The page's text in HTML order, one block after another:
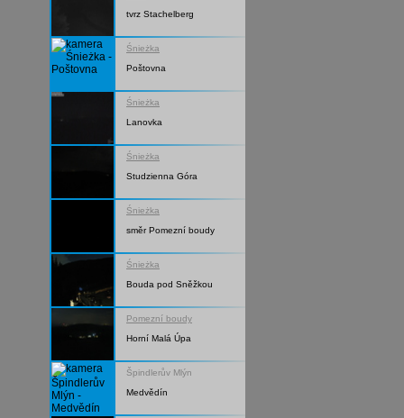
tvrz Stachelberg
Śnieżka
Poštovna
Śnieżka
Lanovka
Śnieżka
Studzienna Góra
Śnieżka
směr Pomezní boudy
Śnieżka
Bouda pod Sněžkou
Pomezní boudy
Horní Malá Úpa
Špindlerův Mlýn
Medvědín